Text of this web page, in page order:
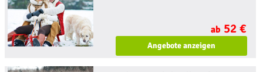
ab 52 €
Angebote anzeigen